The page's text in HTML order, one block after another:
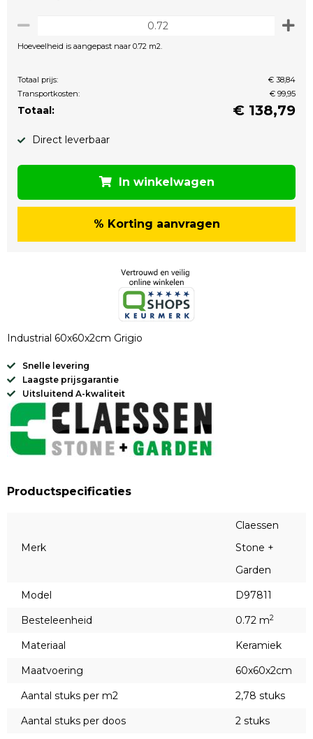
Hoeveelheid is aangepast naar 0.72 m2.
Totaal prijs:
€ 38,84
Transportkosten:
€ 99,95
Totaal: € 138,79
Direct leverbaar
In winkelwagen
% Korting aanvragen
Industrial 60x60x2cm Grigio
Snelle levering
Laagste prijsgarantie
Uitsluitend A-kwaliteit
Productspecificaties
Merk
Claessen
Stone +
Garden
Model
D97811
Besteleenheid
0.72 m2
Materiaal
Keramiek
Maatvoering
60x60x2cm
Aantal stuks per m2
2,78 stuks
Aantal stuks per doos
2 stuks